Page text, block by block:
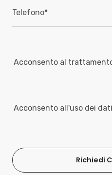
Acconsento al
Acconsento all'uso dei
Richiedi